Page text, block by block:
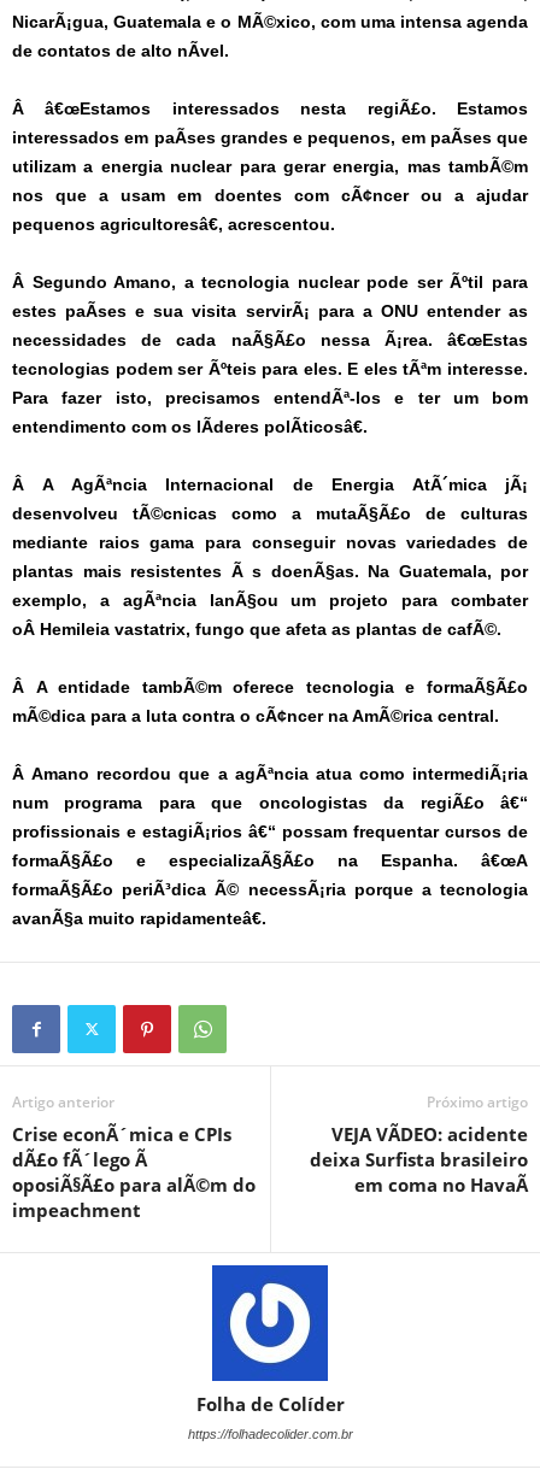
NicarÃ¡gua, Guatemala e o MÃ©xico, com uma intensa agenda
de contatos de alto nÃ­vel.
Ââ€œEstamos interessados nesta regiÃ£o. Estamos
interessados em paÃ­ses grandes e pequenos, em paÃ­ses que
utilizam a energia nuclear para gerar energia, mas tambÃ©m
nos que a usam em doentes com cÃ¢ncer ou a ajudar
pequenos agricultoresâ€, acrescentou.
Â Segundo Amano, a tecnologia nuclear pode ser Ãºtil para
estes paÃ­ses e sua visita servirÃ¡ para a ONU entender as
necessidades de cada naÃ§Ã£o nessa Ã¡rea. â€œEstas
tecnologias podem ser Ãºteis para eles. E eles tÃªm interesse.
Para fazer isto, precisamos entendÃª-los e ter um bom
entendimento com os lÃ­deres polÃ­ticosâ€.
ÂA AgÃªncia Internacional de Energia AtÃ´mica jÃ¡
desenvolveu tÃ©cnicas como a mutaÃ§Ã£o de culturas
mediante raios gama para conseguir novas variedades de
plantas mais resistentes Ã s doenÃ§as. Na Guatemala, por
exemplo, a agÃªncia lanÃ§ou um projeto para combater
oÂ Hemileia vastatrix, fungo que afeta as plantas de cafÃ©.
Â A entidade tambÃ©m oferece tecnologia e formaÃ§Ã£o
mÃ©dica para a luta contra o cÃ¢ncer na AmÃ©rica central.
ÂAmano recordou que a agÃªncia atua como intermediÃ¡ria
num programa para que oncologistas da regiÃ£o â€“
profissionais e estagiÃ¡rios â€“ possam frequentar cursos de
formaÃ§Ã£o e especializaÃ§Ã£o na Espanha. â€œA
formaÃ§Ã£o periÃ³dica Ã© necessÃ¡ria porque a tecnologia
avanÃ§a muito rapidamenteâ€.
Artigo anterior
Crise econÃ´mica e CPIs
dÃ£o fÃ´lego Ã
oposiÃ§Ã£o para alÃ©m do
impeachment
Próximo artigo
VEJA VÃDEO: acidente
deixa Surfista brasileiro
em coma no HavaÃ­
Folha de Colíder
https://folhadecolider.com.br